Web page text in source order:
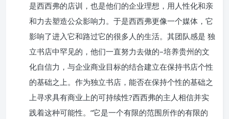
是西西弗的店训，也是他们的企业理想，用人性化和亲
和力去塑造公众影响力。于是西西弗更像一个媒体，它
影响了进入它和路过它的很多人的生活。其团队感是 独
立书店中罕见的，他们一直努力去做的–培养贵州的文
化自信力，与企业商业目标的结合建立在保持书店个性
的基础之上。作为独立书店，能否在保持个性的基础之
上寻求具有商业上的可持续性?西西弗的主人相信并实
践着这种可能性。”它是一个有限的范围所作的有限的